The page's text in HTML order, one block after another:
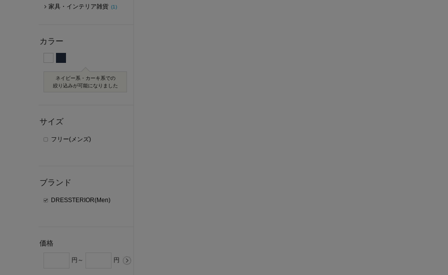
家具・インテリア雑貨 (1)
カラー
ネイビー系・カーキ系での
絞り込みが可能になりました
サイズ
フリー(メンズ)
ブランド
DRESSTERIOR(Men)
価格
円～ 円